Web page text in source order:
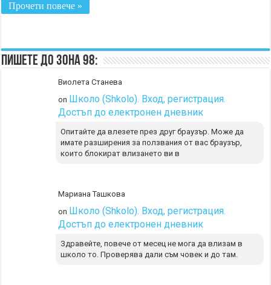
Прочети повече »
Пишете до Зона 98:
Виолета Станева
on Школо (Shkolo). Вход, регистрация.
Достъп до електронен дневник
Опитайте да влезете през друг браузър. Може да
имате разширения за ползвания от вас браузър,
които блокират влизането ви в
Мариана Ташкова
on Школо (Shkolo). Вход, регистрация.
Достъп до електронен дневник
Здравейте, повече от месец не мога да влизам в
школо то. Проверява дали съм човек и до там.